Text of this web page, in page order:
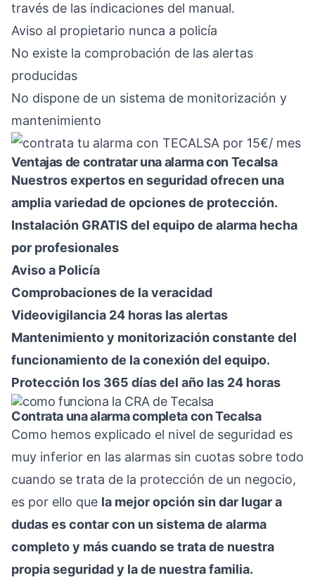
través de las indicaciones del manual.
Aviso al propietario nunca a policía
No existe la comprobación de las alertas
producidas
No dispone de un sistema de monitorización y
mantenimiento
Ventajas de contratar una alarma con Tecalsa
Nuestros expertos en seguridad ofrecen una
amplia variedad de opciones de protección.
Instalación GRATIS del equipo de alarma hecha
por profesionales
Aviso a Policía
Comprobaciones de la veracidad
Videovigilancia 24 horas las alertas
Mantenimiento y monitorización constante del
funcionamiento de la conexión del equipo.
Protección los 365 días del año las 24 horas
Contrata una alarma completa con Tecalsa
Como hemos explicado el nivel de seguridad es
muy inferior en las alarmas sin cuotas sobre todo
cuando se trata de la protección de un negocio,
es por ello que la mejor opción sin dar lugar a
dudas es contar con un sistema de alarma
completo y más cuando se trata de nuestra
propia seguridad y la de nuestra familia.